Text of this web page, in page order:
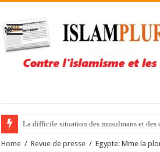
La difficile situation des musulmans et
Home / Revue de presse / Egypte: Mme la